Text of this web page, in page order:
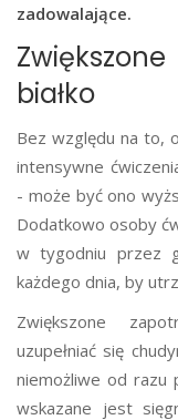
zadowalające.
białko
Bez względu na to,
intensywne
- może być ono
Dodatkowo osoby
w tygodniu przez
każdego dnia, by
Zwiększone
uzupełniać się
niemożliwe od razu
wskazane jest